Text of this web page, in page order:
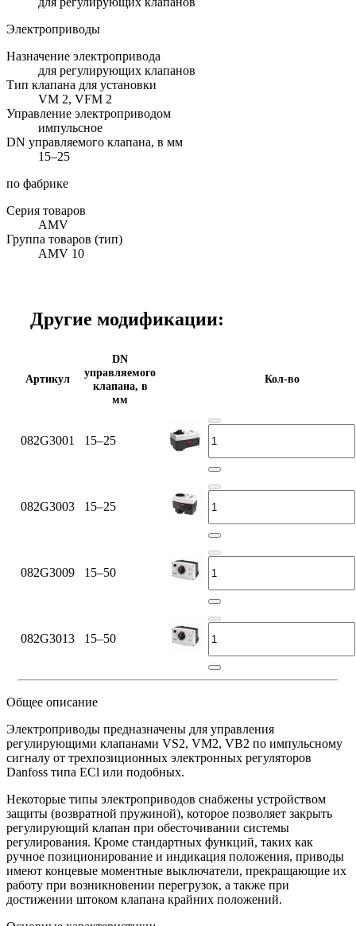
Электроприводы
Назначение электропривода
для регулирующих клапанов
Тип клапана для установки
VM 2, VFM 2
Управление электроприводом
импульсное
DN управляемого клапана, в мм
15–25
по фабрике
Серия товаров
AMV
Группа товаров (тип)
AMV 10
Другие модификации:
Артикул
DN
управляемого
клапана, в
мм
Кол-во
082G3001 15–25
082G3003 15–25
082G3009 15–50
082G3013 15–50
Общее описание
Электроприводы предназначены для управления
регулирующими клапанами VS2, VM2, VB2 по импульсному
сигналу от трехпозиционных электронных регуляторов
Danfoss типа ECl или подобных.
Некоторые типы электроприводов снабжены устройством
защиты (возвратной пружиной), которое позволяет закрыть
регулирующий клапан при обесточивании системы
регулирования. Кроме стандартных функций, таких как
ручное позиционирование и индикация положения, приводы
имеют концевые моментные выключатели, прекращающие их
работу при возникновении перегрузок, а также при
достижении штоком клапана крайних положений.